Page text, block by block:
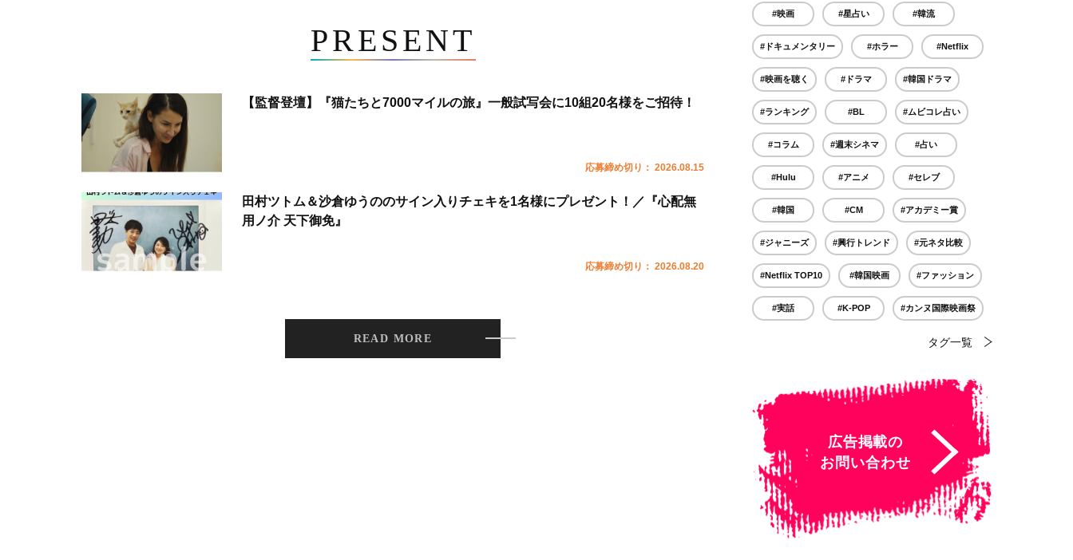
PRESENT
【監督登壇】『猫たちと7000マイルの旅』一般試写会に10組20名様をご招待！
応募締め切り： 2026.08.15
田村ツトム＆沙倉ゆうののサイン入りチェキを1名様にプレゼント！／『心配無
用ノ介 天下御免』
応募締め切り： 2026.08.20
READ MORE
#映画 #星占い #韓流
#ドキュメンタリー #ホラー #Netflix
#映画を聴く #ドラマ #韓国ドラマ
#ランキング #BL #ムビコレ占い
#コラム #週末シネマ #占い
#Hulu #アニメ #セレブ
#韓国 #CM #アカデミー賞
#ジャニーズ #興行トレンド #元ネタ比較
#Netflix TOP10 #韓国映画 #ファッション
#実話 #K-POP #カンヌ国際映画祭
タグ一覧
広告掲載の
お問い合わせ